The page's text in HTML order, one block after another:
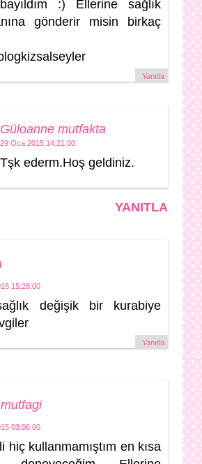
:) Ellerine sağlık
gönderir misin birkaç
Yanıtla
Güloanne mutfakta
29 Oca 2015 14:21:00
Tşk ederm.Hoş geldiniz.
YANITLA
15:28:00
değişik bir kurabiye
Yanıtla
03:06:00
hiç kullanmamıştım en kısa